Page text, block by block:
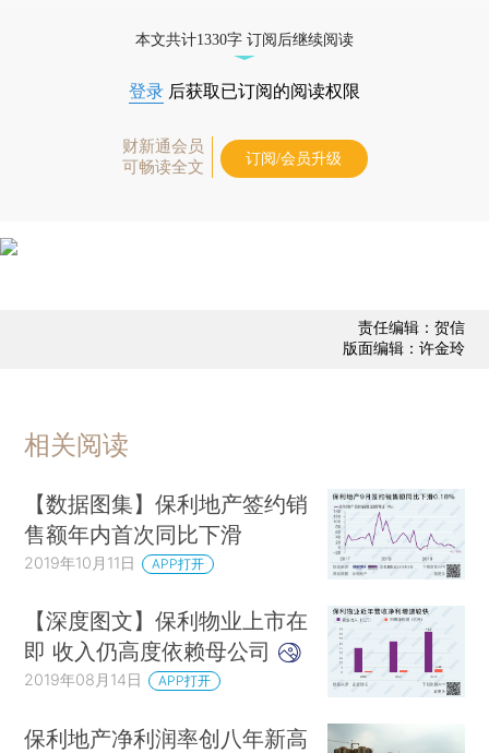
本文共计1330字 订阅后继续阅读
登录 后获取已订阅的阅读权限
财新通会员
可畅读全文
订阅/会员升级
责任编辑：贺信
版面编辑：许金玲
相关阅读
【数据图集】保利地产签约销
售额年内首次同比下滑
2019年10月11日 APP打开
【深度图文】保利物业上市在
即 收入仍高度依赖母公司
2019年08月14日 APP打开
保利地产净利润率创八年新高